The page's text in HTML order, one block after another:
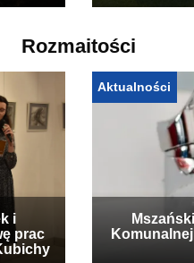
Rozmaitości
i
prac
Aktualności